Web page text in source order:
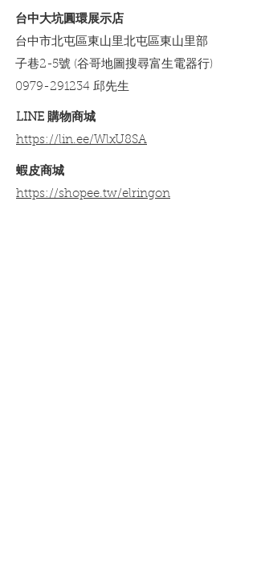
台中大坑圓環展示店
台中市北屯區東山里北屯區東山里部
子巷2-5號 (谷哥地圖搜尋富生電器行)
0979-291234 邱先生
LINE 購物商城
https://lin.ee/WlxU8SA​
​蝦皮商城
https://shopee.tw/elringon